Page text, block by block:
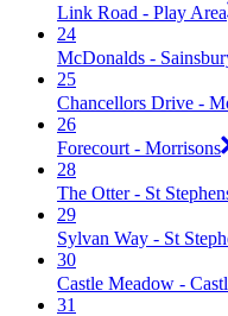
Link Road - Play Area
24
McDonalds -
25
Chancellors Drive -
26
Forecourt - Morrisons
28
The Otter - St
29
Sylvan Way - St
30
Castle Meadow -
31